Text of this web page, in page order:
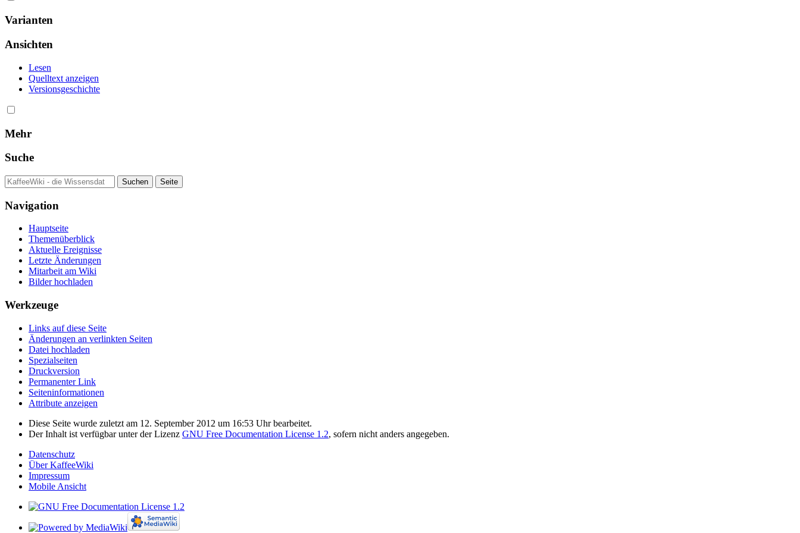
Varianten
Ansichten
Lesen
Quelltext anzeigen
Versionsgeschichte
Mehr
Suche
Navigation
Hauptseite
Themenüberblick
Aktuelle Ereignisse
Letzte Änderungen
Mitarbeit am Wiki
Bilder hochladen
Werkzeuge
Links auf diese Seite
Änderungen an verlinkten Seiten
Datei hochladen
Spezialseiten
Druckversion
Permanenter Link
Seiten­informationen
Attribute anzeigen
Diese Seite wurde zuletzt am 12. September 2012 um 16:53 Uhr bearbeitet.
Der Inhalt ist verfügbar unter der Lizenz GNU Free Documentation License 1.2, sofern nicht anders angegeben.
Datenschutz
Über KaffeeWiki
Impressum
Mobile Ansicht